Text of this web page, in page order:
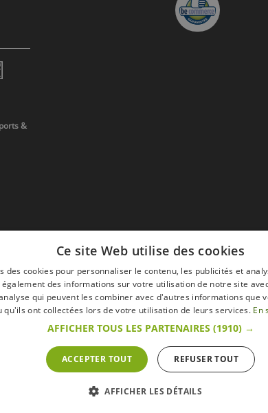
&
Mentions légales Retour &
le site s'entendent toutes taxes comprises.
» du Code belge de droit économique.
Ce site Web utilise des cookies
des cookies pour personnaliser le contenu, les publicités et
des informations sur votre utilisation de notre site
qui peuvent les combiner avec d'autres informations que
qu'ils ont collectées lors de votre utilisation de leurs services. En
AFFICHER TOUS LES PARTENAIRES (1910) →
ACCEPTER TOUT REFUSER TOUT
AFFICHER LES DÉTAILS